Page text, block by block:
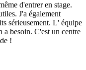
d'entrer en stage.
J'a également
sérieusement. L' équipe
a besoin. C'est un centre
!